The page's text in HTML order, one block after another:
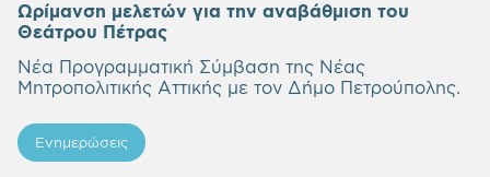
Ωρίμανση μελετών για την αναβάθμιση του
Θεάτρου Πέτρας
Νέα Προγραμματική Σύμβαση της Νέας
Μητροπολιτικής Αττικής με τον Δήμο Πετρούπολης.
Ενημερώσεις